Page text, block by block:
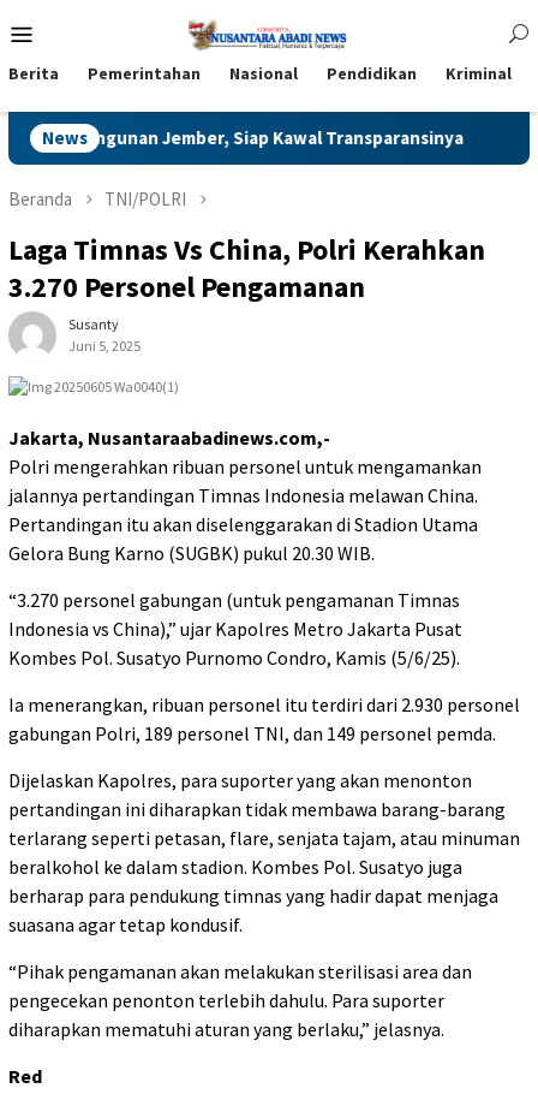
ke
Mobile
Berita Pemerintahan Nasional Pendidikan Kriminal
News Jember, Siap Kawal Transparansinya
Beranda TNI/POLRI
Laga Timnas Vs China, Polri Kerahkan
3.270 Personel Pengamanan
Susanty
Juni 5, 2025
Jakarta, Nusantaraabadinews.com,-
Polri mengerahkan ribuan personel untuk mengamankan
jalannya pertandingan Timnas Indonesia melawan China.
Pertandingan itu akan diselenggarakan di Stadion Utama
Gelora Bung Karno (SUGBK) pukul 20.30 WIB.
“3.270 personel gabungan (untuk pengamanan Timnas
Indonesia vs China),” ujar Kapolres Metro Jakarta Pusat
Kombes Pol. Susatyo Purnomo Condro, Kamis (5/6/25).
Ia menerangkan, ribuan personel itu terdiri dari 2.930 personel
gabungan Polri, 189 personel TNI, dan 149 personel pemda.
Dijelaskan Kapolres, para suporter yang akan menonton
pertandingan ini diharapkan tidak membawa barang-barang
terlarang seperti petasan, flare, senjata tajam, atau minuman
beralkohol ke dalam stadion. Kombes Pol. Susatyo juga
berharap para pendukung timnas yang hadir dapat menjaga
suasana agar tetap kondusif.
“Pihak pengamanan akan melakukan sterilisasi area dan
pengecekan penonton terlebih dahulu. Para suporter
diharapkan mematuhi aturan yang berlaku,” jelasnya.
Red